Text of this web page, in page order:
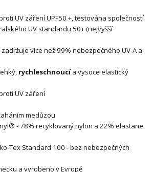
UV záření UPF50 +, testována společností
UV standardu 50+ (nejvyšší
zadržuje více než 99% nebezpečného UV-A a
rychleschnoucía vysoce elastický
UV záření
medůzou
- 78% recyklovaný nylon a 22% elastane
Tex Standard 100 - bez nebezpečných
a vyrobeno v Evropě